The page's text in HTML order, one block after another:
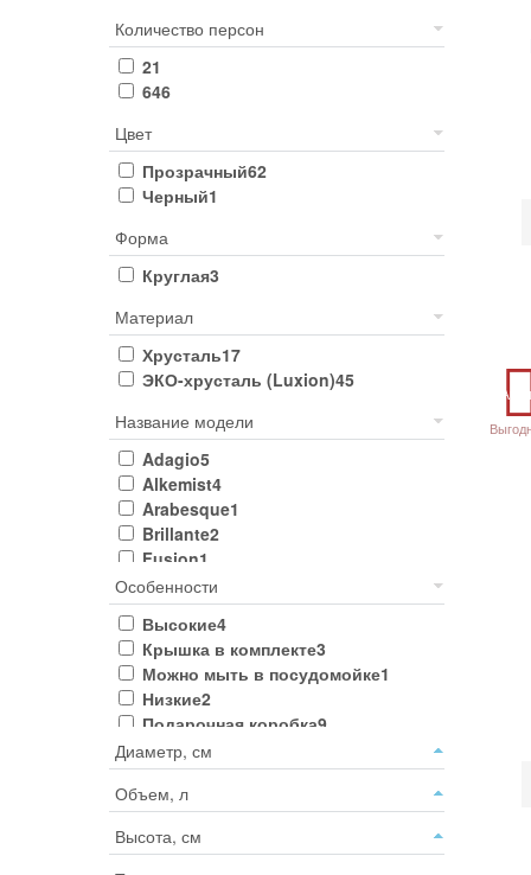
Количество персон
21
646
Цвет
Прозрачный62
Черный1
Форма
Круглая3
Материал
Хрусталь17
ЭКО-хрусталь (Luxion)45
Название модели
Adagio5
Alkemist4
Arabesque1
Brillante2
Fusion1
Laurus7
Marilyn2
Melodia8
Mixology1
Opera10
Tattoo6
Timeless12
Особенности
Высокие4
Крышка в комплекте3
Можно мыть в посудомойке1
Низкие2
Подарочная коробка9
Диаметр, см
Объем, л
Высота, см